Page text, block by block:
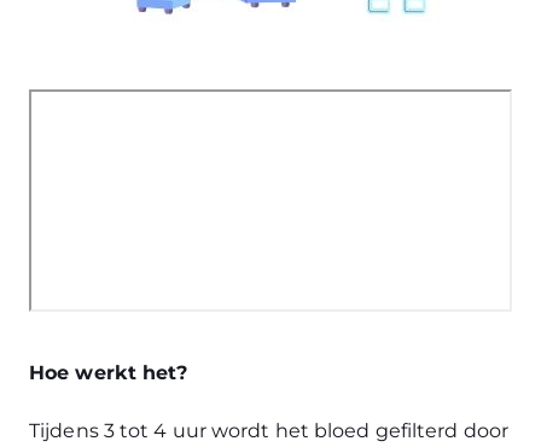
Hoe werkt het?
Tijdens 3 tot 4 uur wordt het bloed gefilterd door